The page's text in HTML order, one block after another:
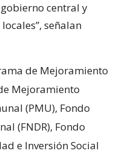
central y
señalan
de Mejoramiento
Mejoramiento
(PMU), Fondo
(FNDR), Fondo
e Inversión Social